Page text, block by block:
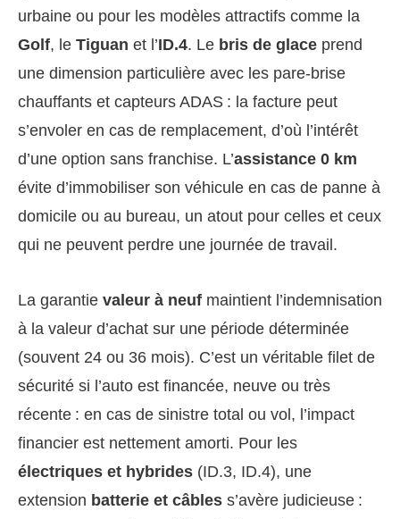
urbaine ou pour les modèles attractifs comme la
Golf, le Tiguan et l’ID.4. Le bris de glace prend
une dimension particulière avec les pare-brise
chauffants et capteurs ADAS : la facture peut
s’envoler en cas de remplacement, d’où l’intérêt
d’une option sans franchise. L’assistance 0 km
évite d’immobiliser son véhicule en cas de panne à
domicile ou au bureau, un atout pour celles et ceux
qui ne peuvent perdre une journée de travail.
La garantie valeur à neuf maintient l’indemnisation
à la valeur d’achat sur une période déterminée
(souvent 24 ou 36 mois). C’est un véritable filet de
sécurité si l’auto est financée, neuve ou très
récente : en cas de sinistre total ou vol, l’impact
financier est nettement amorti. Pour les
électriques et hybrides (ID.3, ID.4), une
extension batterie et câbles s’avère judicieuse :